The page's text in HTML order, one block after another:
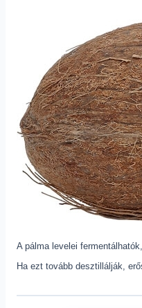
A pálma levelei
Ha ezt tovább desztillálják,